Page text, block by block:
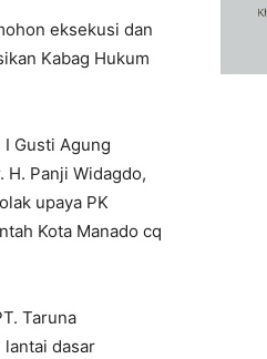
eksekusi dan
Kabag Hukum
Gusti Agung
H. Panji Widagdo,
upaya PK
Kota Manado cq
Taruna
dasar